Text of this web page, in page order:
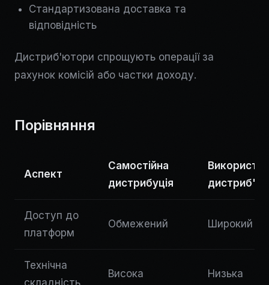
Стандартизована доставка та
відповідність
Дистриб'ютори спрощують операції за
рахунок комісій або частки доходу.
Порівняння
Аспект
Самостійна
дистрибуція
Доступ до
платформ
Обмежений Широкий
Технічна
складність
Висока Низька